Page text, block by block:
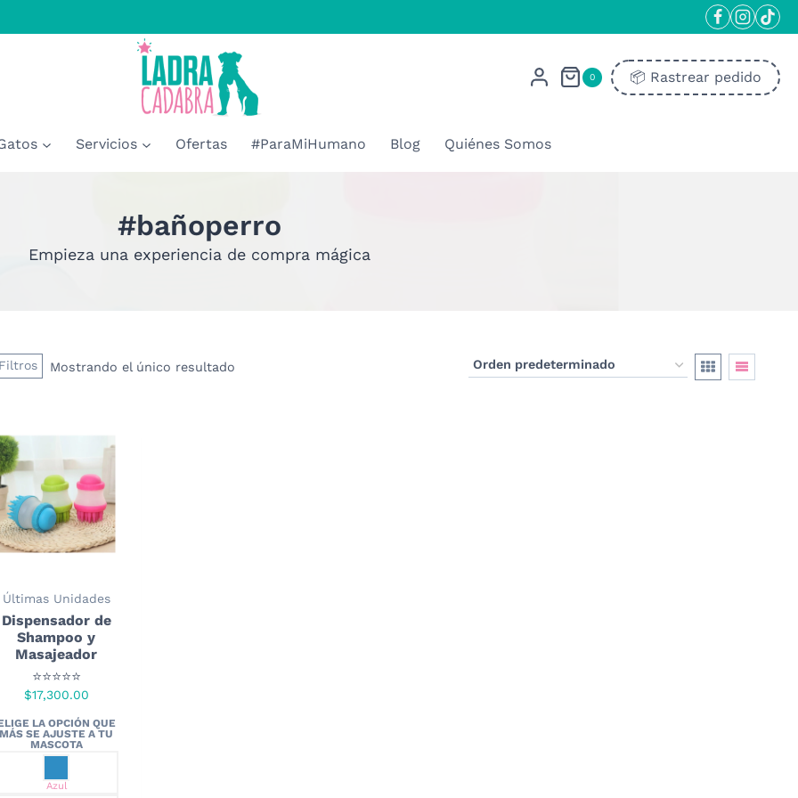
0 📦​ Rastrear pedido
Servicios Ofertas #ParaMiHumano Blog Quiénes Somos
#bañoperro
Empieza una experiencia de compra mágica
Filtros Mostrando el único resultado
Últimas Unidades
Dispensador de
Shampoo y
Masajeador
⭐⭐⭐⭐⭐
$17,300.00
Azul